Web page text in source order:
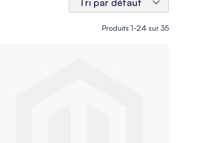
Produits 1-24 sur 35